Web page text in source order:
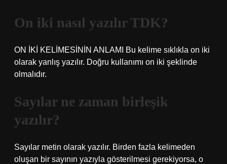
On iki nasıl yazılır TDK?
ON İKİ KELİMESİNİN ANLAMI Bu kelime sıklıkla on iki
olarak yanlış yazılır. Doğru kullanımı on iki şeklinde
olmalıdır.
Sayılar ne zaman birleşik
yazılır?
Sayılar metin olarak yazılır. Birden fazla kelimeden
oluşan bir sayının yazıyla gösterilmesi gerekiyorsa, o